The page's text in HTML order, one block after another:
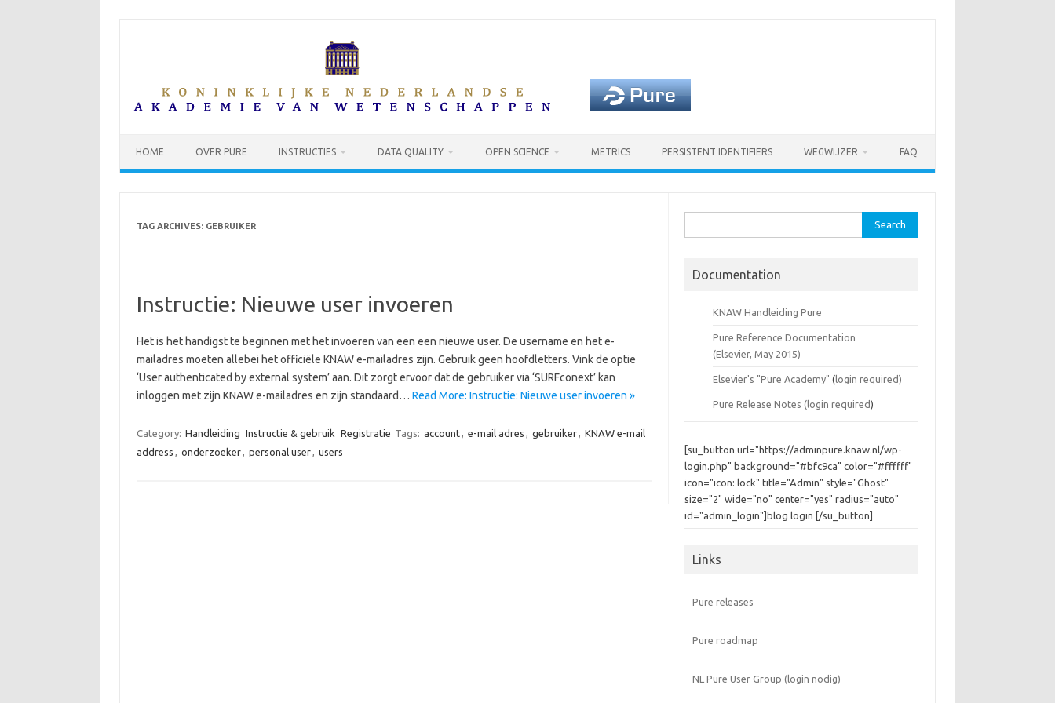
HOME OVER PURE INSTRUCTIES DATA QUALITY OPEN SCIENCE METRICS PERSISTENT IDENTIFIERS WEGWIJZER FAQ
TAG ARCHIVES: GEBRUIKER
Instructie: Nieuwe user invoeren
Het is het handigst te beginnen met het invoeren van een een nieuwe user. De username en het e-
mailadres moeten allebei het officiële KNAW e-mailadres zijn. Gebruik geen hoofdletters. Vink de optie
‘User authenticated by external system’ aan. Dit zorgt ervoor dat de gebruiker via ‘SURFconext’ kan
inloggen met zijn KNAW e-mailadres en zijn standaard… Read More: Instructie: Nieuwe user invoeren »
Category: Handleiding Instructie & gebruik Registratie Tags: account, e-mail adres , gebruiker, KNAW e-mail
address , onderzoeker, personal user, users
for:
Documentation
KNAW Handleiding Pure
Pure Reference Documentation
(Elsevier, May 2015)
Elsevier's "Pure Academy" (login required)
Pure Release Notes (login required)
[su_button url="https://adminpure.knaw.nl/wp-
login.php" background="#bfc9ca" color="#ffffff"
icon="icon: lock" title="Admin" style="Ghost"
size="2" wide="no" center="yes" radius="auto"
id="admin_login"]blog login [/su_button]
Links
Pure releases
Pure roadmap
NL Pure User Group (login nodig)